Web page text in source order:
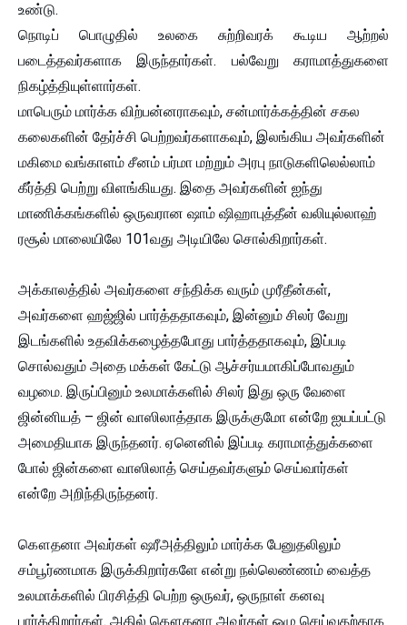
உண்டு.
நொடிப் பொழுதில் உலகை சுற்றிவரக் கூடிய ஆற்றல்
படைத்தவர்களாக இருந்தார்கள். பல்வேறு கராமாத்துகளை
நிகழ்த்தியுள்ளார்கள்.
மாபெரும் மார்க்க விற்பன்னராகவும், சன்மார்க்கத்தின் சகல
கலைகளின் தேர்ச்சி பெற்றவர்களாகவும், இலங்கிய அவர்களின்
மகிமை வங்காளம் சீனம் பர்மா மற்றும் அரபு நாடுகளிலெல்லாம்
கீர்த்தி பெற்று விளங்கியது. இதை அவர்களின் ஐந்து
மாணிக்கங்களில் ஒருவரான ஷாம் ஷிஹாபுத்தீன் வலியுல்லாஹ்
ரசூல் மாலையிலே 101வது அடியிலே சொல்கிறார்கள்.
அக்காலத்தில் அவர்களை சந்திக்க வரும் முரீதீன்கள்,
அவர்களை ஹஜ்ஜில் பார்த்ததாகவும், இன்னும் சிலர் வேறு
இடங்களில் உதவிக்கழைத்தபோது பார்த்ததாகவும், இப்படி
சொல்வதும் அதை மக்கள் கேட்டு ஆச்சர்யமாகிப்போவதும்
வழமை. இருப்பினும் உலமாக்களில் சிலர் இது ஒரு வேளை
ஜின்னியத் – ஜின் வாஸிலாத்தாக இருக்குமோ என்றே ஐயப்பட்டு
அமைதியாக இருந்தனர். ஏனெனில் இப்படி கராமாத்துக்களை
போல் ஜின்களை வாஸிலாத் செய்தவர்களும் செய்வார்கள்
என்றே அறிந்திருந்தனர்.
கௌதனா அவர்கள் ஷரீஅத்திலும் மார்க்க பேனுதலிலும்
சம்பூர்ணமாக இருக்கிறார்களே என்று நல்லெண்ணம் வைத்த
உலமாக்களில் பிரசித்தி பெற்ற ஒருவர், ஒருநாள் கனவு
பார்க்கிறார்கள். அதில் கௌதனா அவர்கள் ஒழு செய்வதற்காக